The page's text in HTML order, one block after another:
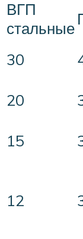
ВГП
стальные
30
20
15
12